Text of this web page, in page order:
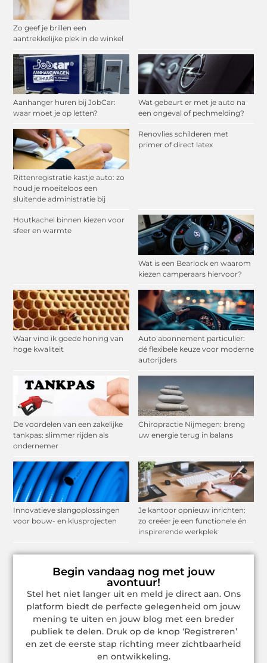
Zo geef je brillen een
aantrekkelijke plek in de winkel
Aanhanger huren bij JobCar:
waar moet je op letten?
Wat gebeurt er met je auto na
een ongeval of pechmelding?
Rittenregistratie kastje auto: zo
houd je moeiteloos een
sluitende administratie bij
Renovlies schilderen met
primer of direct latex
Houtkachel binnen kiezen voor
sfeer en warmte
Wat is een Bearlock en waarom
kiezen camperaars hiervoor?
Waar vind ik goede honing van
hoge kwaliteit
Auto abonnement particulier:
dé flexibele keuze voor moderne
autorijders
De voordelen van een zakelijke
tankpas: slimmer rijden als
ondernemer
Chiropractie Nijmegen: breng
uw energie terug in balans
Innovatieve slangoplossingen
voor bouw- en klusprojecten
Je kantoor opnieuw inrichten:
zo creëer je een functionele én
inspirerende werkplek
Begin vandaag nog met jouw
avontuur!
Stel het niet langer uit en meld je direct aan. Ons
platform biedt de perfecte gelegenheid om jouw
mening te uiten en jouw blog met een breder
publiek te delen. Druk op de knop ‘Registreren’
en zet de eerste stap richting meer zichtbaarheid
en ontwikkeling.